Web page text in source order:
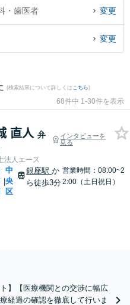
の弁護士を検索したい』『初回相談
区内の弁護士に相談予約したい』な
・歯医者 変更
変更
(検索結果について詳しくは こちら)
68件中 1-30件を表示
直人 弁
インタビューを
見る
法人エース
|
中
央
区
銀座駅か
ら徒歩3分
営業時間：08:00~2
2:00（土日祝日）
】【医療機関との交渉に幅広
経過の確認を徹底して行いま